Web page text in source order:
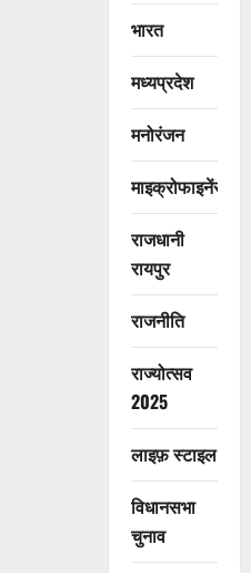
भारत
मध्यप्रदेश
मनोरंजन
माइक्रोफाइनेंस
राजधानी
रायपुर
राजनीति
राज्योत्सव
2025
लाइफ़ स्टाइल
विधानसभा
चुनाव